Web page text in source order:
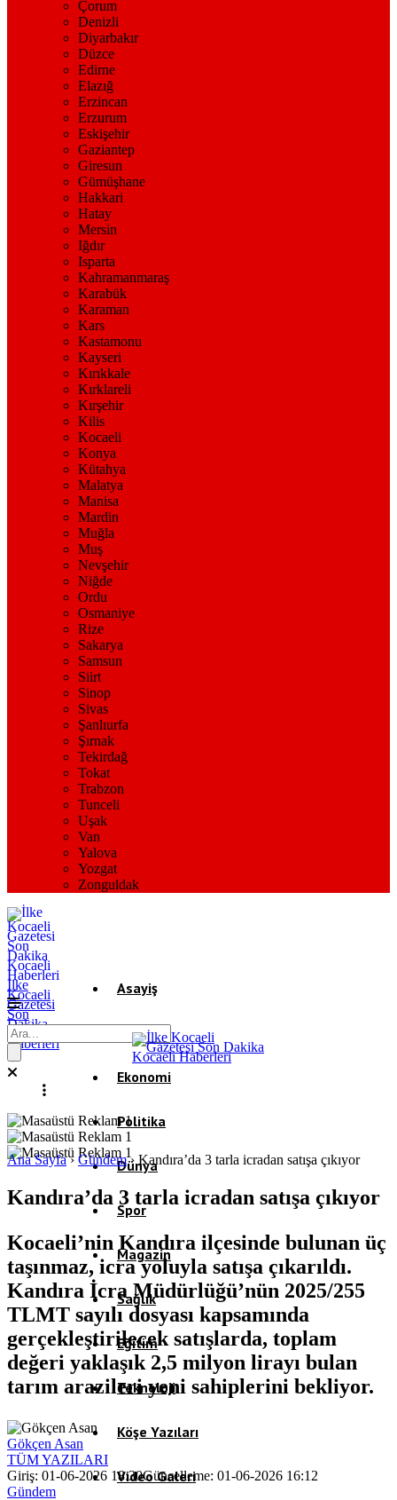
Çorum
Denizli
Diyarbakır
Düzce
Edirne
Elazığ
Erzincan
Erzurum
Eskişehir
Gaziantep
Giresun
Gümüşhane
Hakkari
Hatay
Mersin
Iğdır
Isparta
Kahramanmaraş
Karabük
Karaman
Kars
Kastamonu
Kayseri
Kırıkkale
Kırklareli
Kırşehir
Kilis
Kocaeli
Konya
Kütahya
Malatya
Manisa
Mardin
Muğla
Muş
Nevşehir
Niğde
Ordu
Osmaniye
Rize
Sakarya
Samsun
Siirt
Sinop
Sivas
Şanlıurfa
Şırnak
Tekirdağ
Tokat
Trabzon
Tunceli
Uşak
Van
Yalova
Yozgat
Zonguldak
İlke
Kocaeli
Gazetesi
Son
Dakika
Kocaeli
Haberleri
Asayiş
Gündem
Ekonomi
Politika
Dünya
Spor
Magazin
Sağlık
Eğitim
Teknoloji
Köşe Yazıları
Video Galeri
Ana Sayfa› Gündem› Kandıra’da 3 tarla icradan satışa çıkıyor
Kandıra’da 3 tarla icradan satışa çıkıyor
Kocaeli’nin Kandıra ilçesinde bulunan üç
taşınmaz, icra yoluyla satışa çıkarıldı.
Kandıra İcra Müdürlüğü’nün 2025/255
TLMT sayılı dosyası kapsamında
gerçekleştirilecek satışlarda, toplam
değeri yaklaşık 2,5 milyon lirayı bulan
tarım arazileri yeni sahiplerini bekliyor.
Gökçen Asan
TÜM YAZILARI
Giriş: 01-06-2026 18:30Güncelleme: 01-06-2026 16:12
Gündem